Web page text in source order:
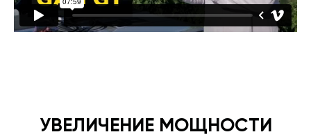
УВЕЛИЧЕНИЕ МОЩНОСТИ